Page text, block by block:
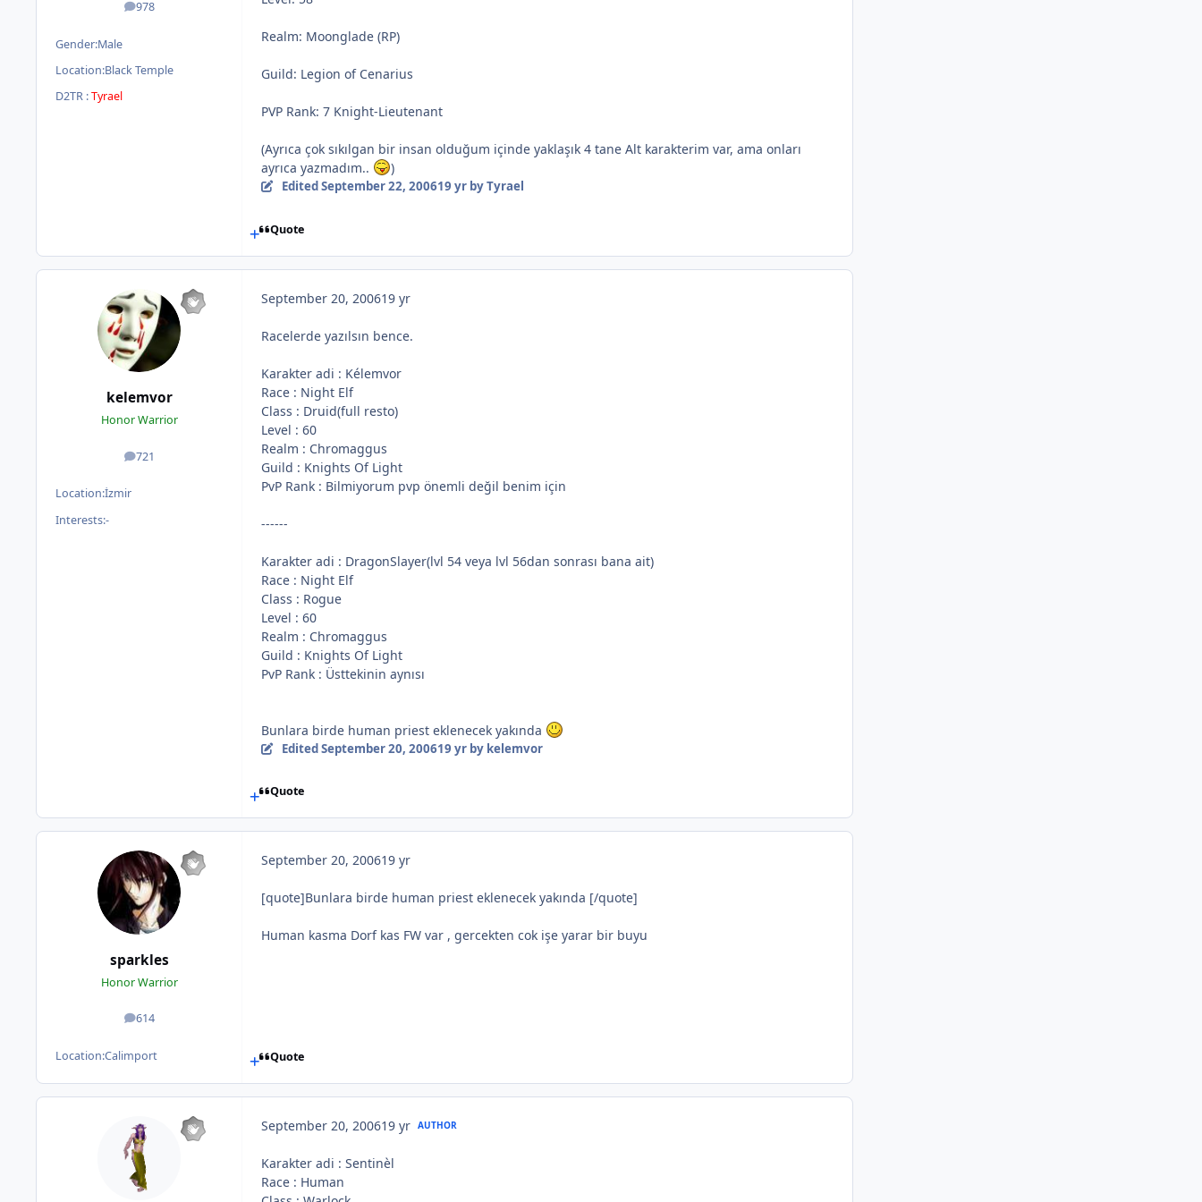
978
posts
Gender:Male
Location:Black Temple
D2TR :Tyrael
Realm: Moonglade (RP)
Guild: Legion of Cenarius
PVP Rank: 7 Knight-Lieutenant
(Ayrıca çok sıkılgan bir insan olduğum içinde yaklaşık 4 tane Alt karakterim var, ama onları
ayrıca yazmadım..
)
EditedSeptember 22, 200619 yrby Tyrael
Quote
kelemvor
Honor Warrior
721
posts
Location:İzmir
Interests:-
September 20, 200619 yr
Racelerde yazılsın bence.
Karakter adi : Kélemvor
Race : Night Elf
Class : Druid(full resto)
Level : 60
Realm : Chromaggus
Guild : Knights Of Light
PvP Rank : Bilmiyorum pvp önemli değil benim için
------
Karakter adi : DragonSlayer(lvl 54 veya lvl 56dan sonrası bana ait)
Race : Night Elf
Class : Rogue
Level : 60
Realm : Chromaggus
Guild : Knights Of Light
PvP Rank : Üsttekinin aynısı
Bunlara birde human priest eklenecek yakında
EditedSeptember 20, 200619 yrby kelemvor
Quote
sparkles
Honor Warrior
614
posts
Location:Calimport
September 20, 200619 yr
[quote]Bunlara birde human priest eklenecek yakında [/quote]
Human kasma Dorf kas FW var , gercekten cok işe yarar bir buyu
Quote
September 20, 200619 yr AUTHOR
Karakter adi : Sentinèl
Race : Human